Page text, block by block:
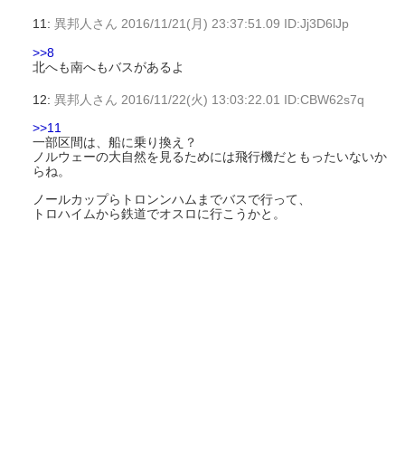
11: 異邦人さん 2016/11/21(月) 23:37:51.09 ID:Jj3D6lJp
>>8
北へも南へもバスがあるよ
12: 異邦人さん 2016/11/22(火) 13:03:22.01 ID:CBW62s7q
>>11
一部区間は、船に乗り換え？
ノルウェーの大自然を見るためには飛行機だともったいないか
らね。
ノールカップらトロンンハムまでバスで行って、
トロハイムから鉄道でオスロに行こうかと。